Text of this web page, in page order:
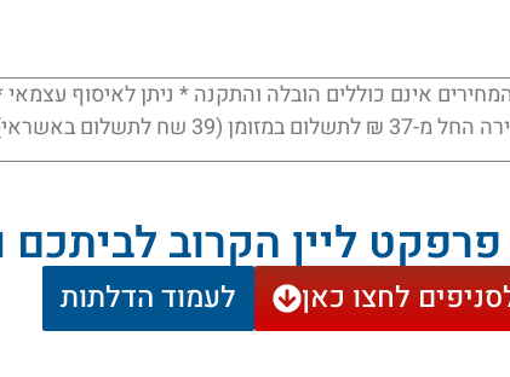
אינם כוללים הובלה והתקנה * ניתן לאיסוף עצמאי
(39 שח לתשלום באשראי)
פרפקט ליין הקרוב
לחצו כאן לעמוד הדלתות